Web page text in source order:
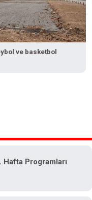
ve basketbol
Programları